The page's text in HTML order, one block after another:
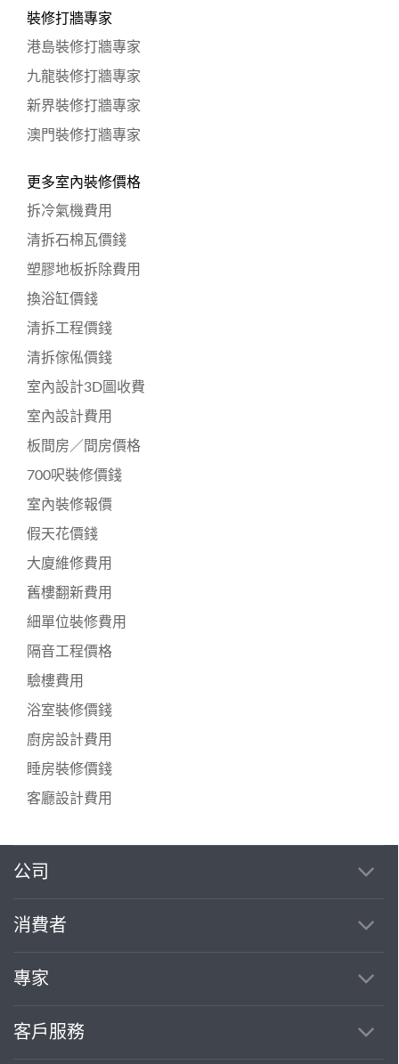
裝修打牆專家
港島裝修打牆專家
九龍裝修打牆專家
新界裝修打牆專家
澳門裝修打牆專家
更多室內裝修價格
拆冷氣機費用
清拆石棉瓦價錢
塑膠地板拆除費用
換浴缸價錢
清拆工程價錢
清拆傢俬價錢
室內設計3D圖收費
室內設計費用
板間房／間房價格
700呎裝修價錢
室內裝修報價
假天花價錢
大廈維修費用
舊樓翻新費用
細單位裝修費用
隔音工程價格
驗樓費用
浴室裝修價錢
廚房設計費用
睡房裝修價錢
客廳設計費用
公司
消費者
專家
客戶服務